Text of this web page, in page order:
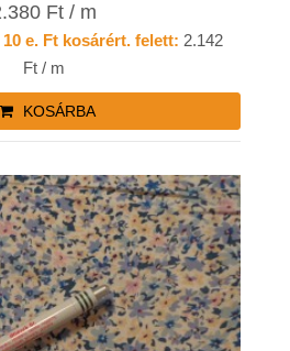
Ft / m
e. Ft kosárért. felett: 2.142
Ft / m
KOSÁRBA